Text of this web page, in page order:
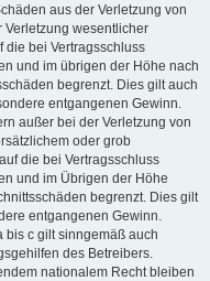
aus der Verletzung von
Verletzung wesentlicher
die bei Vertragsschluss
und im übrigen der Höhe nach
begrenzt. Dies gilt auch
entgangenen Gewinn.
außer bei der Verletzung von
oder grob
die bei Vertragsschluss
und im Übrigen der Höhe
begrenzt. Dies gilt
entgangenen Gewinn.
bis c gilt sinngemäß auch
des Betreibers.
nationalem Recht bleiben